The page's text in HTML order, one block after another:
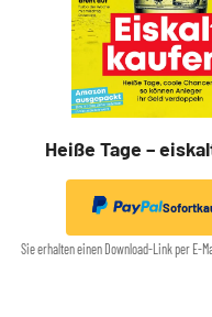
Heiße Tage –
Sie erhalten einen Download-Link per E-